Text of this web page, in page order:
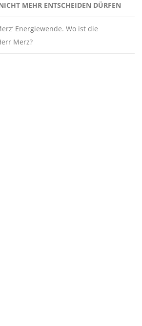
MEHR ENTSCHEIDEN DÜRFEN
Energiewende. Wo ist die
Merz?